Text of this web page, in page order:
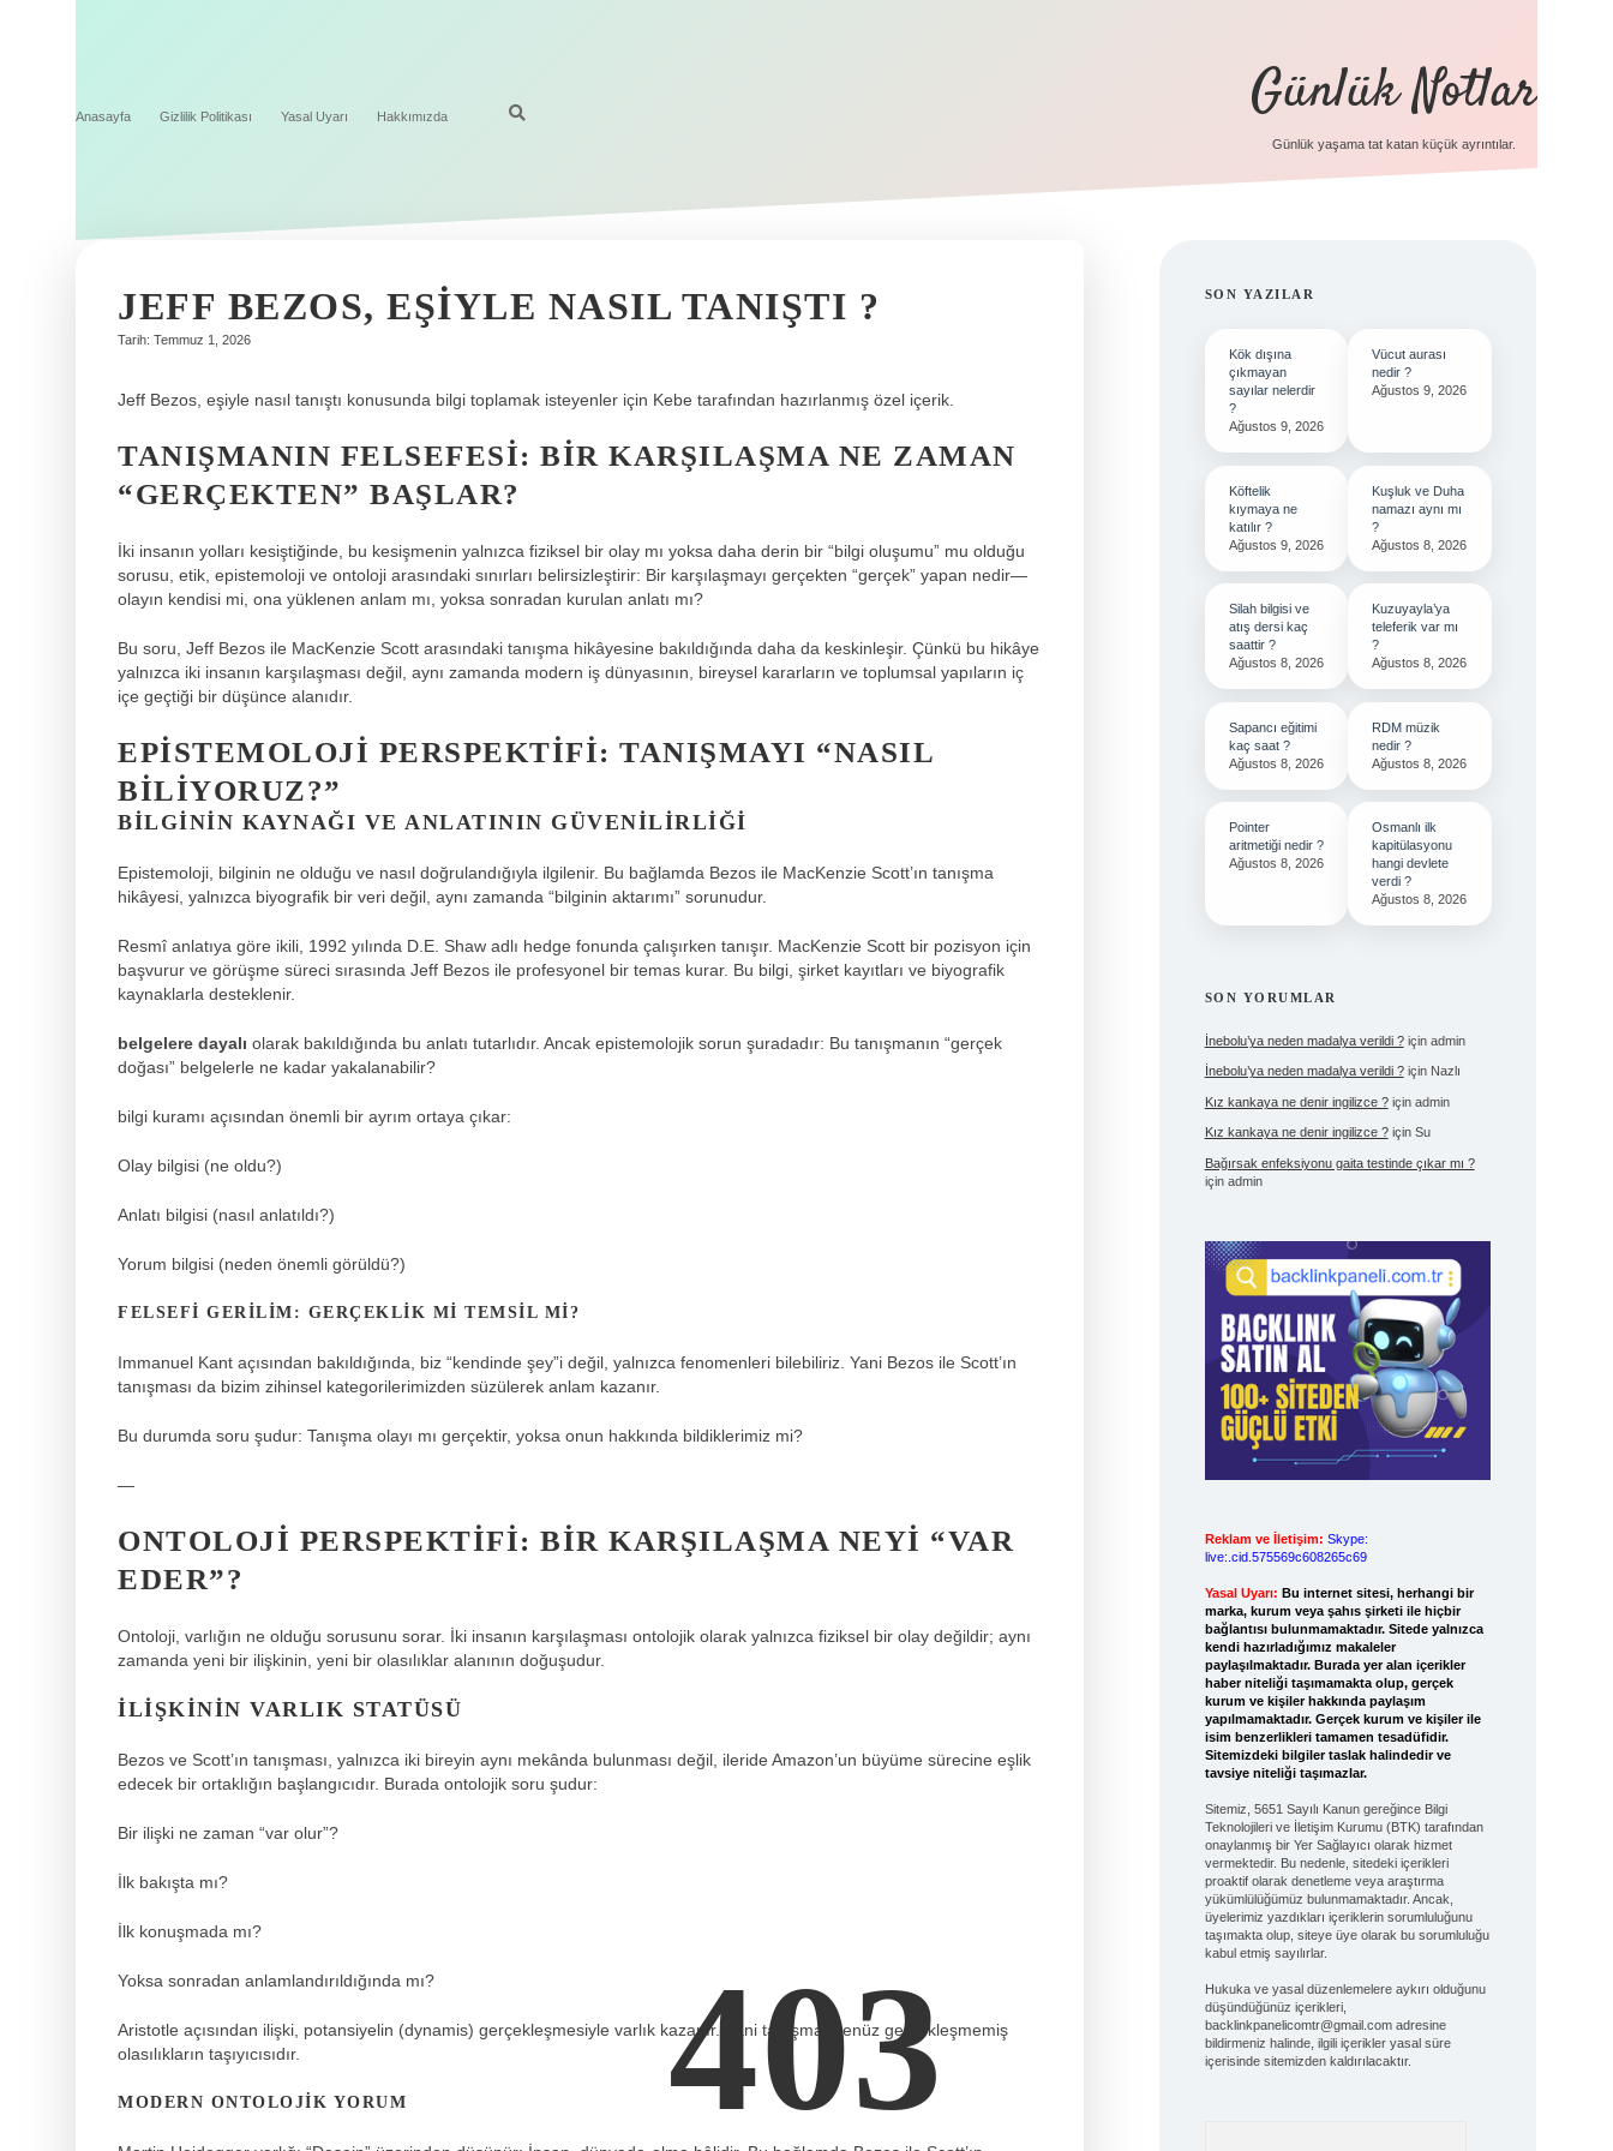
Anasayfa Gizlilik Politikası Yasal Uyarı Hakkımızda Günlük Notlar
Günlük yaşama tat katan küçük ayrıntılar.
JEFF BEZOS, EŞIYLE NASIL TANIŞTI ?
Tarih: Temmuz 1, 2026
Jeff Bezos, eşiyle nasıl tanıştı konusunda bilgi toplamak isteyenler için Kebe tarafından hazırlanmış özel içerik.
TANIŞMANIN FELSEFESI: BIR KARŞILAŞMA NE ZAMAN
“GERÇEKTEN” BAŞLAR?
İki insanın yolları kesiştiğinde, bu kesişmenin yalnızca fiziksel bir olay mı yoksa daha derin bir “bilgi oluşumu” mu olduğu
sorusu, etik, epistemoloji ve ontoloji arasındaki sınırları belirsizleştirir: Bir karşılaşmayı gerçekten “gerçek” yapan nedir—
olayın kendisi mi, ona yüklenen anlam mı, yoksa sonradan kurulan anlatı mı?
Bu soru, Jeff Bezos ile MacKenzie Scott arasındaki tanışma hikâyesine bakıldığında daha da keskinleşir. Çünkü bu hikâye
yalnızca iki insanın karşılaşması değil, aynı zamanda modern iş dünyasının, bireysel kararların ve toplumsal yapıların iç
içe geçtiği bir düşünce alanıdır.
EPISTEMOLOJI PERSPEKTIFI: TANIŞMAYI “NASIL
BILIYORUZ?”
BILGININ KAYNAĞI VE ANLATININ GÜVENILIRLIĞI
Epistemoloji, bilginin ne olduğu ve nasıl doğrulandığıyla ilgilenir. Bu bağlamda Bezos ile MacKenzie Scott’ın tanışma
hikâyesi, yalnızca biyografik bir veri değil, aynı zamanda “bilginin aktarımı” sorunudur.
Resmî anlatıya göre ikili, 1992 yılında D.E. Shaw adlı hedge fonunda çalışırken tanışır. MacKenzie Scott bir pozisyon için
başvurur ve görüşme süreci sırasında Jeff Bezos ile profesyonel bir temas kurar. Bu bilgi, şirket kayıtları ve biyografik
kaynaklarla desteklenir.
belgelere dayalı olarak bakıldığında bu anlatı tutarlıdır. Ancak epistemolojik sorun şuradadır: Bu tanışmanın “gerçek
doğası” belgelerle ne kadar yakalanabilir?
bilgi kuramı açısından önemli bir ayrım ortaya çıkar:
Olay bilgisi (ne oldu?)
Anlatı bilgisi (nasıl anlatıldı?)
Yorum bilgisi (neden önemli görüldü?)
FELSEFI GERILIM: GERÇEKLIK MI TEMSIL MI?
Immanuel Kant açısından bakıldığında, biz “kendinde şey”i değil, yalnızca fenomenleri bilebiliriz. Yani Bezos ile Scott’ın
tanışması da bizim zihinsel kategorilerimizden süzülerek anlam kazanır.
Bu durumda soru şudur: Tanışma olayı mı gerçektir, yoksa onun hakkında bildiklerimiz mi?
—
ONTOLOJI PERSPEKTIFI: BIR KARŞILAŞMA NEYI “VAR
EDER”?
Ontoloji, varlığın ne olduğu sorusunu sorar. İki insanın karşılaşması ontolojik olarak yalnızca fiziksel bir olay değildir; aynı
zamanda yeni bir ilişkinin, yeni bir olasılıklar alanının doğuşudur.
İLIŞKININ VARLIK STATÜSÜ
Bezos ve Scott’ın tanışması, yalnızca iki bireyin aynı mekânda bulunması değil, ileride Amazon’un büyüme sürecine eşlik
edecek bir ortaklığın başlangıcıdır. Burada ontolojik soru şudur:
Bir ilişki ne zaman “var olur”?
İlk bakışta mı?
İlk konuşmada mı?
Yoksa sonradan anlamlandırıldığında mı?
Aristotle açısından ilişki, potansiyelin (dynamis) gerçekleşmesiyle varlık kazanır. Yani tanışma, henüz gerçekleşmemiş
olasılıkların taşıyıcısıdır.
MODERN ONTOLOJIK YORUM
SIDEBAR
SON YAZILAR
Kök dışına
çıkmayan
sayılar nelerdir
?
Ağustos 9, 2026
Vücut aurası
nedir ?
Ağustos 9, 2026
Köftelik
kıymaya ne
katılır ?
Ağustos 9, 2026
Kuşluk ve Duha
namazı aynı mı
?
Ağustos 8, 2026
Silah bilgisi ve
atış dersi kaç
saattir ?
Ağustos 8, 2026
Kuzuyayla’ya
teleferik var mı
?
Ağustos 8, 2026
Sapancı eğitimi
kaç saat ?
Ağustos 8, 2026
RDM müzik
nedir ?
Ağustos 8, 2026
Pointer
aritmetiği nedir ?
Ağustos 8, 2026
Osmanlı ilk
kapitülasyonu
hangi devlete
verdi ?
Ağustos 8, 2026
SON YORUMLAR
İnebolu’ya neden madalya verildi ?için admin
İnebolu’ya neden madalya verildi ?için Nazlı
Kız kankaya ne denir ingilizce ?için admin
Kız kankaya ne denir ingilizce ?için Su
Bağırsak enfeksiyonu gaita testinde çıkar mı ?
için admin
Reklam ve İletişim: Skype:
live:.cid.575569c608265c69
Yasal Uyarı: Bu internet sitesi, herhangi bir
marka, kurum veya şahıs şirketi ile hiçbir
bağlantısı bulunmamaktadır. Sitede yalnızca
kendi hazırladığımız makaleler
paylaşılmaktadır. Burada yer alan içerikler
haber niteliği taşımamakta olup, gerçek
kurum ve kişiler hakkında paylaşım
yapılmamaktadır. Gerçek kurum ve kişiler ile
isim benzerlikleri tamamen tesadüfidir.
Sitemizdeki bilgiler taslak halindedir ve
tavsiye niteliği taşımazlar.
Sitemiz, 5651 Sayılı Kanun gereğince Bilgi
Teknolojileri ve İletişim Kurumu (BTK) tarafından
onaylanmış bir Yer Sağlayıcı olarak hizmet
vermektedir. Bu nedenle, sitedeki içerikleri
proaktif olarak denetleme veya araştırma
yükümlülüğümüz bulunmamaktadır. Ancak,
üyelerimiz yazdıkları içeriklerin sorumluluğunu
taşımakta olup, siteye üye olarak bu sorumluluğu
kabul etmiş sayılırlar.
Hukuka ve yasal düzenlemelere aykırı olduğunu
düşündüğünüz içerikleri,
backlinkpanelicomtr@gmail.comadresine
bildirmeniz halinde, ilgili içerikler yasal süre
içerisinde sitemizden kaldırılacaktır.
403